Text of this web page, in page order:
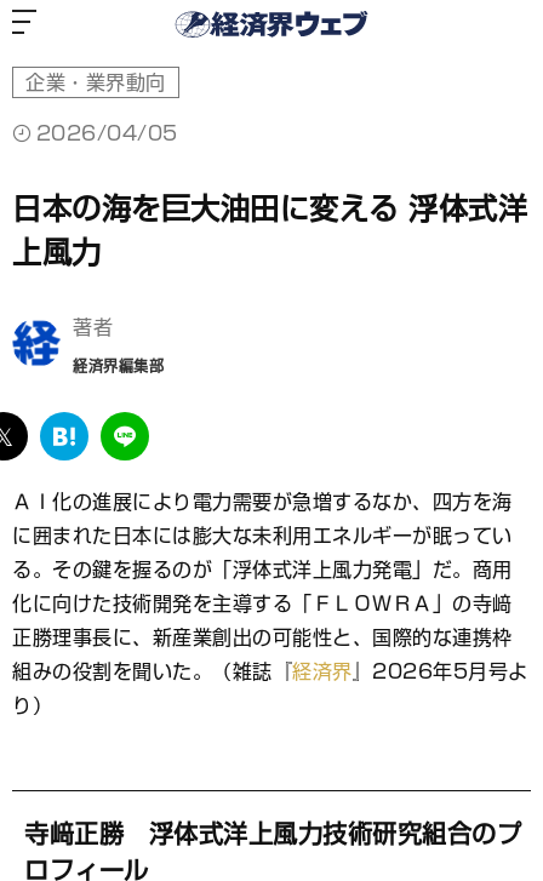
企業・業界動向
2026/04/05
日本の海を巨大油田に変える 浮体式洋
上風力
著者
経済界編集部
twitter
は
な
ブ
ッ
ク
マ
ー
ク
LINE
ＡＩ化の進展により電力需要が急増するなか、四方を海
に囲まれた日本には膨大な未利用エネルギーが眠ってい
る。その鍵を握るのが「浮体式洋上風力発電」だ。商用
化に向けた技術開発を主導する「ＦＬＯＷＲＡ」の寺﨑
正勝理事長に、新産業創出の可能性と、国際的な連携枠
組みの役割を聞いた。（雑誌『 経済界 』2026年5月号よ
り）
寺﨑正勝 浮体式洋上風力技術研究組合のプ
ロフィール